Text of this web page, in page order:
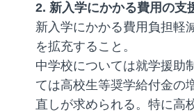
2. 新入学にかかる費用の支
新入学にかかる費用負担軽
を拡充すること。
中学校については就学援助
ては高校生等奨学給付金の
直しが求められる。特に高